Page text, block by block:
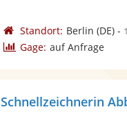
Standort: Berlin (DE)-
Gage: auf Anfrage
Schnellzeichnerin